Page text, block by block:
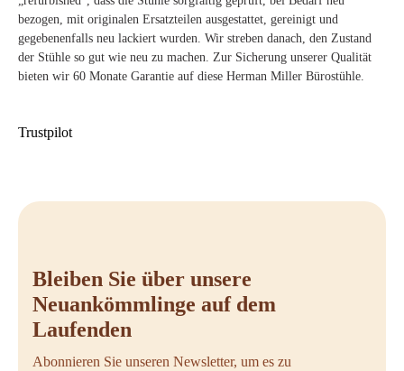
bezogen, mit originalen Ersatzteilen ausgestattet, gereinigt und
gegebenenfalls neu lackiert wurden. Wir streben danach, den Zustand
der Stühle so gut wie neu zu machen. Zur Sicherung unserer Qualität
bieten wir 60 Monate Garantie auf diese Herman Miller Bürostühle.
Trustpilot
Bleiben Sie über unsere
Neuankömmlinge auf dem
Laufenden
Abonnieren Sie unseren Newsletter, um es zu